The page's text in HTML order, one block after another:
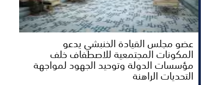
عضو مجلس القيادة الخنبشي يدعو
المكونات المجتمعية للاصطفاف خلف
مؤسسات الدولة وتوحيد الجهود لمواجهة
التحديات الراهنة